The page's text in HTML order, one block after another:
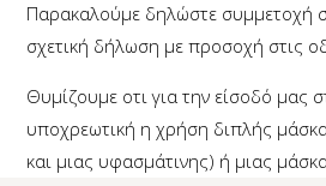
Παρακαλούμε δηλώστε συμμετοχή
σχετική δήλωση με προσοχή στις
Θυμίζουμε οτι για την είσοδό μας
υποχρεωτική η χρήση διπλής
και μιας υφασμάτινης) ή μιας